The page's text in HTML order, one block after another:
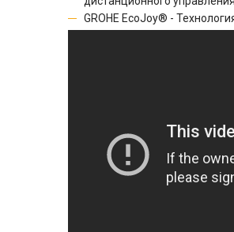
GROHE EcoJoy® -